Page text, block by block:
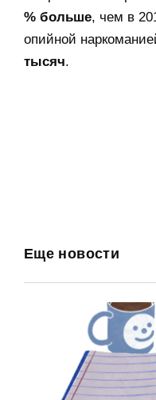
% больше, чем в
опийной
тысяч.
Еще новости